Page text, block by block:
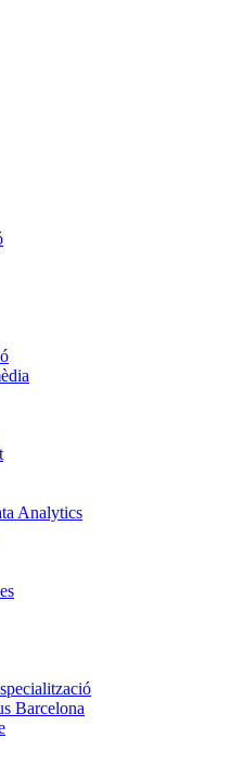
Analytics
Barcelona